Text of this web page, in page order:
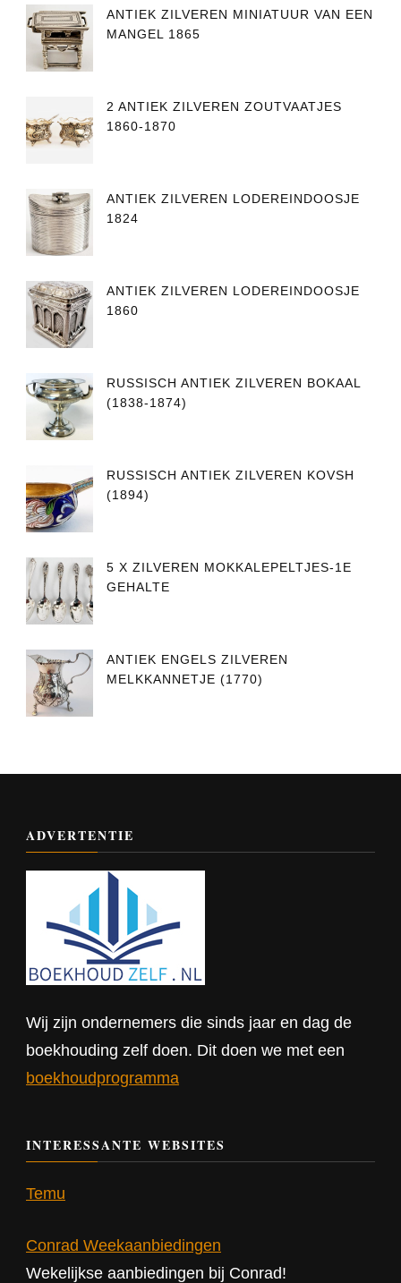
ANTIEK ZILVEREN MINIATUUR VAN EEN
MANGEL 1865
2 ANTIEK ZILVEREN ZOUTVAATJES
1860-1870
ANTIEK ZILVEREN LODEREINDOOSJE
1824
ANTIEK ZILVEREN LODEREINDOOSJE
1860
RUSSISCH ANTIEK ZILVEREN BOKAAL
(1838-1874)
RUSSISCH ANTIEK ZILVEREN KOVSH
(1894)
5 X ZILVEREN MOKKALEPELTJES-1E
GEHALTE
ANTIEK ENGELS ZILVEREN
MELKKANNETJE (1770)
ADVERTENTIE
Wij zijn ondernemers die sinds jaar en dag de
boekhouding zelf doen. Dit doen we met een
boekhoudprogramma
INTERESSANTE WEBSITES
Temu
Conrad Weekaanbiedingen
Wekelijkse aanbiedingen bij Conrad!